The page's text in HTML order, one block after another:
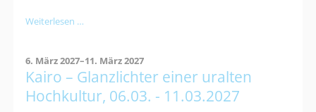
Weiterlesen …Kultur-
nach
Dessau:
Bauhaus,
Gartenreich
6. März 2027–11. März 2027
Kairo – Glanzlichter einer uralten
Hochkultur, 06.03. - 11.03.2027